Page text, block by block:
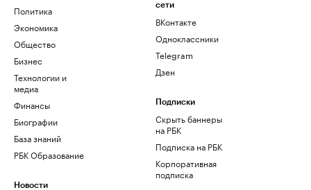
Политика
Экономика
Общество
Бизнес
Технологии и
медиа
Финансы
Биографии
База знаний
РБК Образование
Новости
сети
ВКонтакте
Одноклассники
Telegram
Дзен
Подписки
Скрыть баннеры
на РБК
Подписка на РБК
Корпоративная
подписка